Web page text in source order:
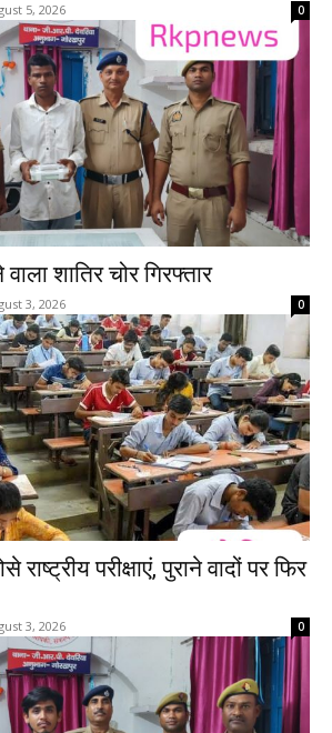
5, 2026 0
शातिर चोर गिरफ्तार
3, 2026 0
परीक्षाएं, पुराने वादों पर फिर
3, 2026 0